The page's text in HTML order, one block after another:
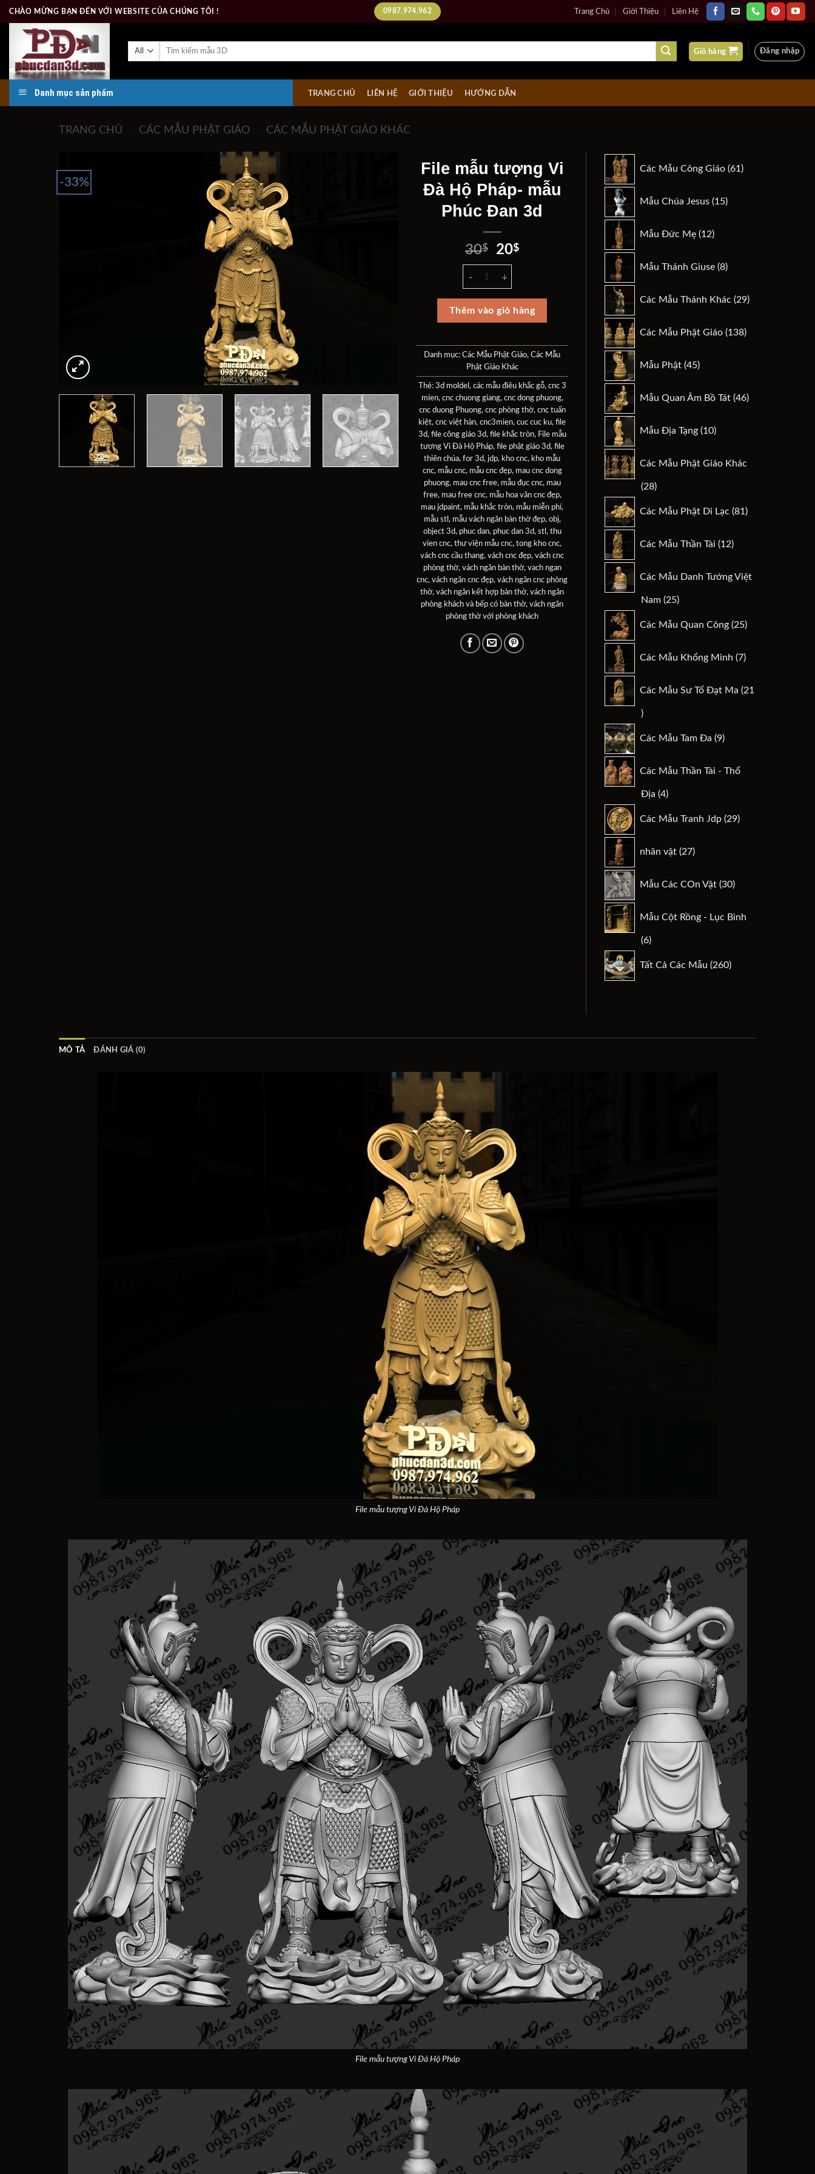
Skip
to
content
CHÀO MỪNG BẠN ĐẾN VỚI WEBSITE CỦA CHÚNG TÔI ! 0987.974.962 Trang Chủ Giới Thiệu Liên Hệ
Tìm
Giỏ hàng Đăng nhập
Danh mục sản phẩm TRANG CHỦ LIÊN HỆ GIỚI THIỆU HƯỚNG DẪN
TRANG CHỦ CÁC MẪU PHẬT GIÁO CÁC MẪU PHẬT GIÁO KHÁC
-33%
File mẫu tượng Vi
Đà Hộ Pháp- mẫu
Phúc Đan 3d
30$
Giá
gốc
là:
30$.
20$Giá
20$.
File mẫu tượng Vi Đà Hộ Pháp- mẫu Phúc Đan 3d số lượng
Thêm vào giỏ hàng
Danh mục: Các Mẫu Phật Giáo, Các Mẫu
Phật Giáo Khác
Thẻ: 3d moldel , các mẫu điêu khắc gỗ, cnc 3
mien, cnc chuong giang, cnc dong phuong,
cnc duong Phuong, cnc phòng thờ, cnc tuấn
kiệt, cnc việt hàn, cnc3mien, cuc cuc ku, file
3d, file công giáo 3d, file khắc tròn, File mẫu
tượng Vi Đà Hộ Pháp, file phật giáo 3d, file
thiên chúa, for 3d, jdp, kho cnc, kho mẫu
cnc, mẫu cnc, mẫu cnc đẹp, mau cnc dong
phuong, mau cnc free, mẫu đục cnc, mau
free, mau free cnc, mẫu hoa văn cnc đẹp,
mau jdpaint, mẫu khắc tròn, mẫu miễn phí,
mẫu stl , mẫu vách ngăn bàn thờ đẹp, obj,
object 3d, phuc dan, phuc dan 3d, stl , thu
vien cnc, thư viện mẫu cnc, tong kho cnc,
vách cnc cầu thang, vách cnc đẹp, vách cnc
phòng thờ, vách ngăn bàn thờ, vach ngan
cnc, vách ngăn cnc đẹp, vách ngăn cnc phòng
thờ, vách ngăn kết hợp bàn thờ, vách ngăn
phòng khách và bếp có bàn thờ, vách ngăn
phòng thờ với phòng khách
Các Mẫu Công Giáo 61
sản
Mẫu Chúa Jesus 15
sản
Mẫu Đức Mẹ 12
sản
Mẫu Thánh Giuse 8
sản
Các Mẫu Thánh Khác
29
sản
Các Mẫu Phật Giáo 138
sản
Mẫu Phật 45
sản
Mẫu Quan Âm Bồ Tát 46
sản
Mẫu Địa Tạng 10
sản
Các Mẫu Phật Giáo Khác
2828
phẩm
Các Mẫu Phật Di Lạc 81
sản
Các Mẫu Thần Tài
12
sản
Các Mẫu Danh Tướng Việt
Nam 2525
phẩm
Các Mẫu Quan Công 25
sản
Các Mẫu Khổng Minh 7
sản
Các Mẫu Sư Tổ Đạt Ma
21
21
phẩm
Các Mẫu Tam Đa 9
sản
Các Mẫu Thần Tài - Thổ
Địa 44
phẩm
Các Mẫu Tranh Jdp 29
sản
nhân vật 27
sản
Mẫu Các COn Vật 30
sản
Mẫu Cột Rồng - Lục Bình
66
phẩm
Tất Cả Các Mẫu 260
sản
MÔ TẢ ĐÁNH GIÁ (0)
File mẫu tượng Vi Đà Hộ Pháp
File mẫu tượng Vi Đà Hộ Pháp